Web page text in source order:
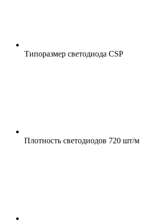
Типоразмер светодиода CSP
Плотность светодиодов 720 шт/м